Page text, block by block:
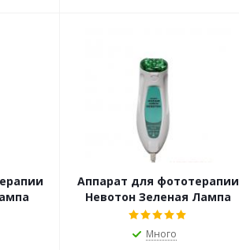
Аппарат для фототерапии
Невотон Зеленая Лампа
Много